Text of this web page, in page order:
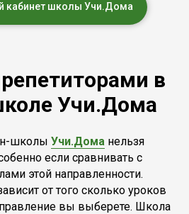
кабинет школы Учи.Дома
в
Учи.Дома
школы Учи.Дома нельзя
если сравнивать с
этой направленности.
от того сколько уроков
вы выберете. Школа